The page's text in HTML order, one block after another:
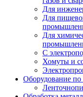
Для
Для
Для
С
Хомуты и
Оборудование по